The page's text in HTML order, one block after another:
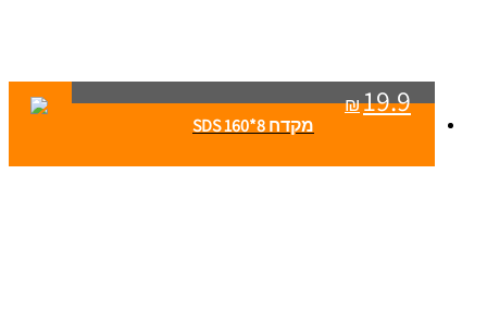
₪19.9
מקדח 8*160 SDS